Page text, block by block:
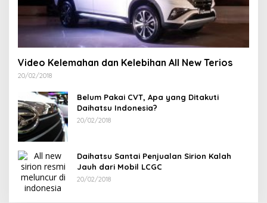
Video Kelemahan dan Kelebihan All New Terios
20/02/2018
Belum Pakai CVT, Apa yang Ditakuti
Daihatsu Indonesia?
20/02/2018
Daihatsu Santai Penjualan Sirion Kalah
Jauh dari Mobil LCGC
20/02/2018